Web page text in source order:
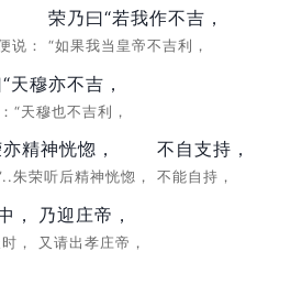
说：
荣乃曰“若我作不吉，
“如果我当皇帝不吉利，
天穆亦不吉，
“天穆也不吉利，
精神恍惚，
朱荣听后精神恍惚，
不自支持，
不能自持，
，
，
乃迎庄帝，
又请出孝庄帝，